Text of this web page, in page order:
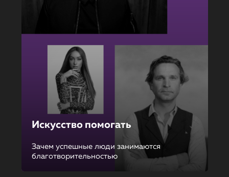
Искусство помогать
Зачем успешные люди занимаются
благотворительностью